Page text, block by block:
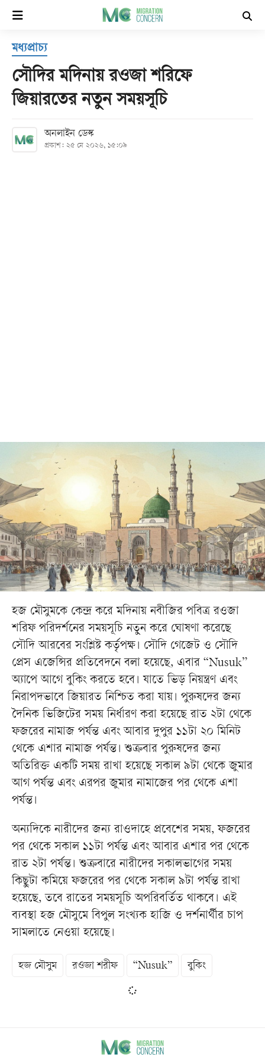
হোম
সর্বশেষ
বিভাগ
মধ্যপ্রাচ্য
সৌদির মদিনায় রওজা শরিফে
জিয়ারতের নতুন সময়সূচি
অনলাইন ডেস্ক
প্রকাশ: ২৫ মে ২০২৬, ১৫:০৯
হজ মৌসুমকে কেন্দ্র করে মদিনায় নবীজির পবিত্র রওজা
শরিফ পরিদর্শনের সময়সূচি নতুন করে ঘোষণা করেছে
সৌদি আরবের সংশ্লিষ্ট কর্তৃপক্ষ। সৌদি গেজেট ও সৌদি
প্রেস এজেন্সির প্রতিবেদনে বলা হয়েছে, এবার “Nusuk”
অ্যাপে আগে বুকিং করতে হবে। যাতে ভিড় নিয়ন্ত্রণ এবং
নিরাপদভাবে জিয়ারত নিশ্চিত করা যায়। পুরুষদের জন্য
দৈনিক ভিজিটের সময় নির্ধারণ করা হয়েছে রাত ২টা থেকে
ফজরের নামাজ পর্যন্ত এবং আবার দুপুর ১১টা ২০ মিনিট
থেকে এশার নামাজ পর্যন্ত। শুক্রবার পুরুষদের জন্য
অতিরিক্ত একটি সময় রাখা হয়েছে সকাল ৯টা থেকে জুমার
আগ পর্যন্ত এবং এরপর জুমার নামাজের পর থেকে এশা
পর্যন্ত।
অন্যদিকে নারীদের জন্য রাওদাহে প্রবেশের সময়, ফজরের
পর থেকে সকাল ১১টা পর্যন্ত এবং আবার এশার পর থেকে
রাত ২টা পর্যন্ত। শুক্রবারে নারীদের সকালভাগের সময়
কিছুটা কমিয়ে ফজরের পর থেকে সকাল ৯টা পর্যন্ত রাখা
হয়েছে, তবে রাতের সময়সূচি অপরিবর্তিত থাকবে। এই
ব্যবস্থা হজ মৌসুমে বিপুল সংখ্যক হাজি ও দর্শনার্থীর চাপ
সামলাতে নেওয়া হয়েছে।
হজ মৌসুম রওজা শরীফ “Nusuk” বুকিং